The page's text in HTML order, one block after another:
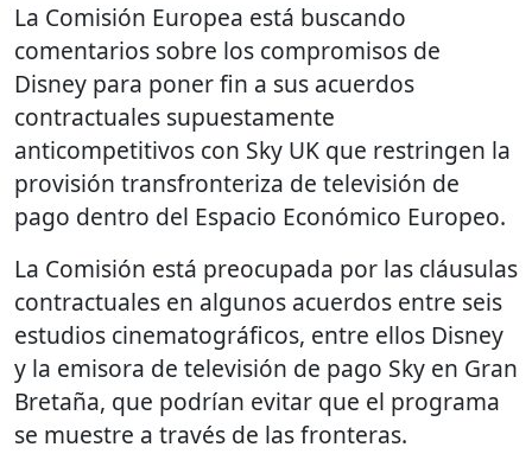
La Comisión Europea está buscando
comentarios sobre los compromisos de
Disney para poner fin a sus acuerdos
contractuales supuestamente
anticompetitivos con Sky UK que restringen la
provisión transfronteriza de televisión de
pago dentro del Espacio Económico Europeo.
La Comisión está preocupada por las cláusulas
contractuales en algunos acuerdos entre seis
estudios cinematográficos, entre ellos Disney
y la emisora de televisión de pago Sky en Gran
Bretaña, que podrían evitar que el programa
se muestre a través de las fronteras.